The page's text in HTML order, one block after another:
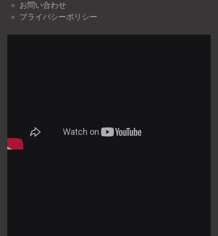
お問い合わせ
プライバシーポリシー